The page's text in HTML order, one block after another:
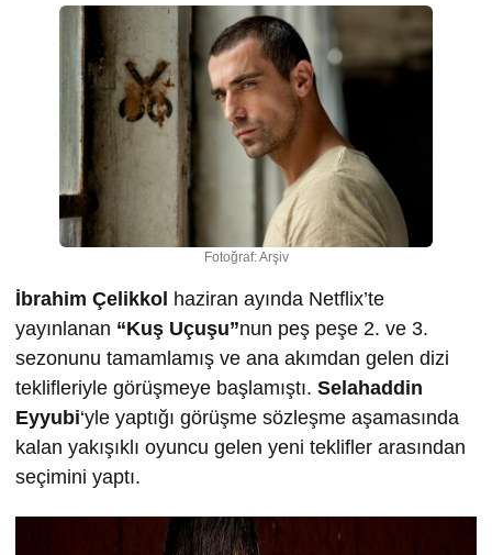
Fotoğraf: Arşiv
İbrahim Çelikkol haziran ayında Netflix’te
yayınlanan “Kuş Uçuşu”nun peş peşe 2. ve 3.
sezonunu tamamlamış ve ana akımdan gelen dizi
teklifleriyle görüşmeye başlamıştı. Selahaddin
Eyyubi‘yle yaptığı görüşme sözleşme aşamasında
kalan yakışıklı oyuncu gelen yeni teklifler arasından
seçimini yaptı.